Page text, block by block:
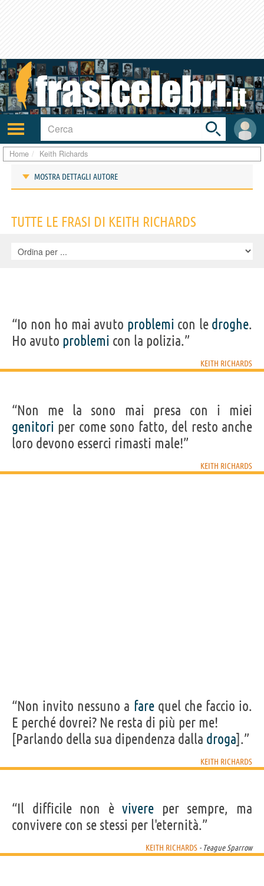
Attiva/disattiva
navigazione
User
area
Toggle
search
bar
Home Keith Richards
MOSTRA DETTAGLI AUTORE
IDENTIKIT E DATI ANAGRAFICI
Keith
Cognome Richards
18 dicembre 1943 a Dartford, Kent
Nazionalità britannica
FILM DI KEITH RICHARDS
Personaggi affini perPROFESSIONE CONTENUTI
TUTTE LE FRASI DI KEITH RICHARDS
“Io non ho mai avuto problemi con le droghe.
Ho avuto problemi con la polizia.”
KEITH RICHARDS
“Non me la sono mai presa con i miei
genitori per come sono fatto, del resto anche
loro devono esserci rimasti male!”
KEITH RICHARDS
“Non invito nessuno a farequel che faccio io.
E perché dovrei? Ne resta di più per me!
[Parlando della sua dipendenza dalla droga].”
KEITH RICHARDS
“Il difficile non èvivere per sempre, ma
convivere con se stessi per l'eternità.”
KEITH RICHARDS - Teague Sparrow